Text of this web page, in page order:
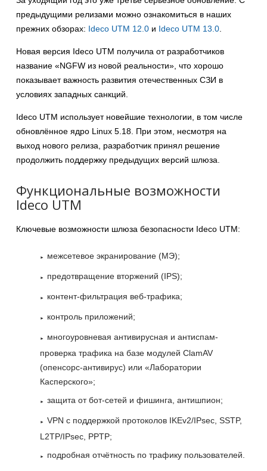
предыдущими релизами можно ознакомиться в наших
прежних обзорах: Ideco UTM 12.0 и Ideco UTM 13.0.
Новая версия Ideco UTM получила от разработчиков
название «NGFW из новой реальности», что хорошо
показывает важность развития отечественных СЗИ в
условиях западных санкций.
Ideco UTM использует новейшие технологии, в том числе
обновлённое ядро Linux 5.18. При этом, несмотря на
выход нового релиза, разработчик принял решение
продолжить поддержку предыдущих версий шлюза.
Функциональные возможности
Ideco UTM
Ключевые возможности шлюза безопасности Ideco UTM:
межсетевое экранирование (МЭ);
предотвращение вторжений (IPS);
контент-фильтрация веб-трафика;
контроль приложений;
многоуровневая антивирусная и антиспам-
проверка трафика на базе модулей ClamAV
(опенсорс-антивирус) или «Лаборатории
Касперского»;
защита от бот-сетей и фишинга, антишпион;
VPN с поддержкой протоколов IKEv2/IPsec, SSTP,
L2TP/IPsec, PPTP;
подробная отчётность по трафику пользователей.